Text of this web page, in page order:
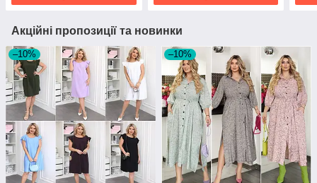
Акційні пропозиції та новинки
–10% –10%